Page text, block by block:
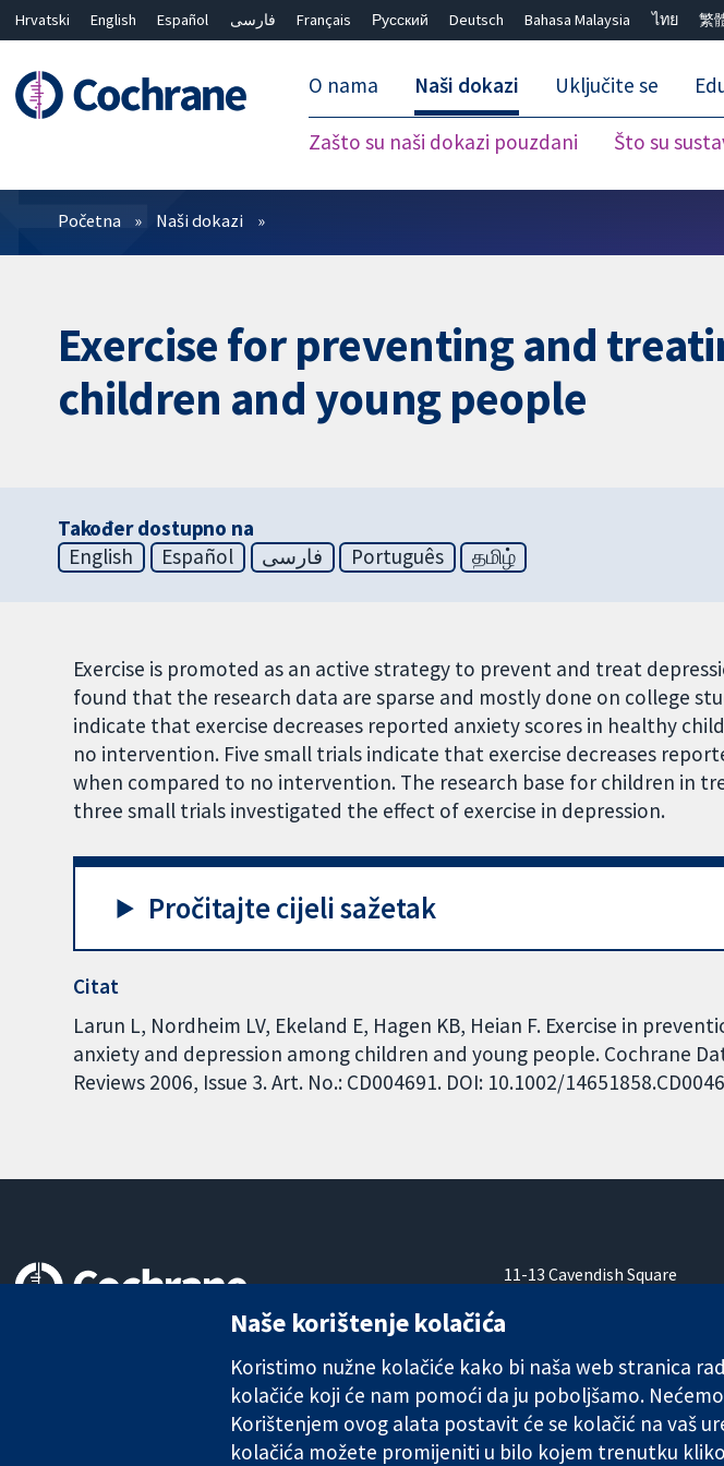
Hrvatski English Español فارسی Français Русский Deutsch Bahasa Malaysia ไทย 繁
O nama Naši dokazi
Zašto su naši dokazi pouzdani Što su
Uključite se
Prečistači
Početna Naši dokazi
Exercise for preventing and
children and young people
Također dostupno na
English
Español فارسی Português தமிழ்
Exercise is promoted as an active strategy to prevent and treat
found that the research data are sparse and mostly done on college
indicate that exercise decreases reported anxiety scores in healthy
no intervention. Five small trials indicate that exercise decreases
when compared to no intervention. The research base for children in
three small trials investigated the effect of exercise in depression.
Pročitajte cijeli sažetak
Citat
Larun L, Nordheim LV, Ekeland E, Hagen KB, Heian F. Exercise in
anxiety and depression among children and young people. Cochrane
Reviews 2006, Issue 3. Art. No.: CD004691. DOI: 10.1002/
11-13 Cavendish Square
W1G 0AN
Naše korištenje kolačića
Koristimo nužne kolačiće kako bi naša web stranica
kolačiće koji će nam pomoći da ju poboljšamo.
Korištenjem ovog alata postavit će se kolačić na vaš
kolačića možete promijeniti u bilo kojem trenutku